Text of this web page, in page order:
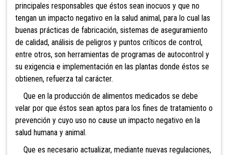
principales responsables que éstos sean inocuos y que no
tengan un impacto negativo en la salud animal, para lo cual las
buenas prácticas de fabricación, sistemas de aseguramiento
de calidad, análisis de peligros y puntos críticos de control,
entre otros, son herramientas de programas de autocontrol y
su exigencia e implementación en las plantas donde éstos se
obtienen, refuerza tal carácter.
Que en la producción de alimentos medicados se debe
velar por que éstos sean aptos para los fines de tratamiento o
prevención y cuyo uso no cause un impacto negativo en la
salud humana y animal.
Que es necesario actualizar, mediante nuevas regulaciones,